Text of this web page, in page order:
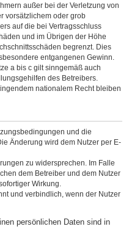
außer bei der Verletzung von
vorsätzlichem oder grob
auf die bei Vertragsschluss
und im Übrigen der Höhe
begrenzt. Dies
entgangenen Gewinn.
a bis c gilt sinngemäß auch
des Betreibers.
nationalem Recht bleiben
und die
Änderung wird dem Nutzer per E-
zu widersprechen. Im Falle
dem Betreiber und dem Nutzer
Wirkung.
und verbindlich, wenn der Nutzer
persönlichen Daten sind in